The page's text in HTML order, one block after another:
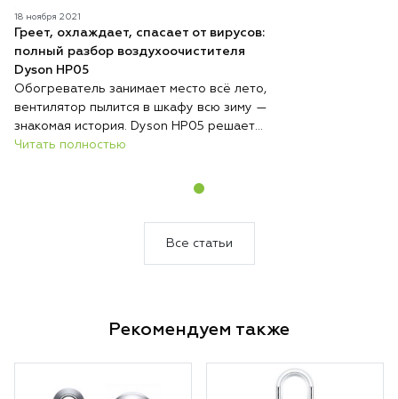
18 ноября 2021
Греет, охлаждает, спасает от вирусов:
полный разбор воздухоочистителя
Dyson HP05
Обогреватель занимает место всё лето,
вентилятор пылится в шкафу всю зиму —
знакомая история. Dyson HP05 решает
эту проблему радикально: один
одном месте и выполняет три функции —
перестановки техники, никакого поиска
Читать полностью
Все статьи
Рекомендуем также